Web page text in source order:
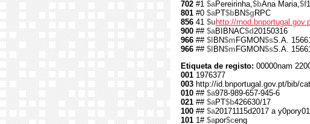
702 #1 $aPereirinha,$bAna Maria,$f
801 #0 $aPT$bBN$g RPC
856 41 $u http://
900 ## $aBIBNAC$d20150316
966 ## $l BN$m FGMON$sS.A.
966 ## $l BN$m FGMON$sS.A.
Etiqueta de registo: 00000nam
001 1976377
003 http://id.bnportugal.gov.pt/bib/
010 ## $a978-989-657-945-6
021 ## $aPT$b426630/17
100 ## $a20171115d2017 a
101 1# $apor$ceng